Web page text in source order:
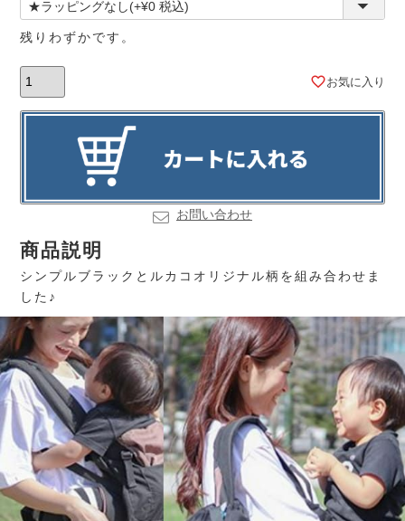
残りわずかです。
お気に入り
お問い合わせ
商品説明
シンプルブラックとルカコオリジナル柄を組み合わせま
した♪